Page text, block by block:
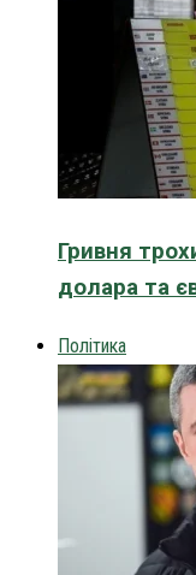
Гривня
долара та
Політика